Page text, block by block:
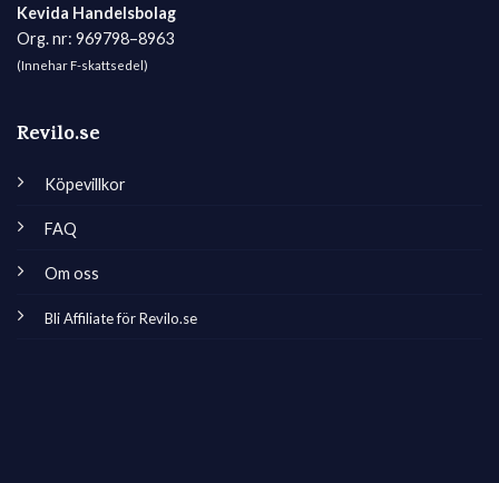
Kevida Handelsbolag
Org. nr: 969798–8963
(Innehar F-skattsedel)
Revilo.se
Köpevillkor
FAQ
Om oss
Bli Affiliate för Revilo.se